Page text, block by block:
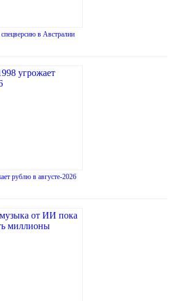
в Австралии
рублю в августе-2026